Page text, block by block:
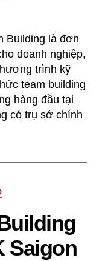
Team
Công
Ty
Group
M
Building là đơn
doanh nghiệp,
trình kỹ
team building
hàng đầu tại
có trụ sở chính
Saigon